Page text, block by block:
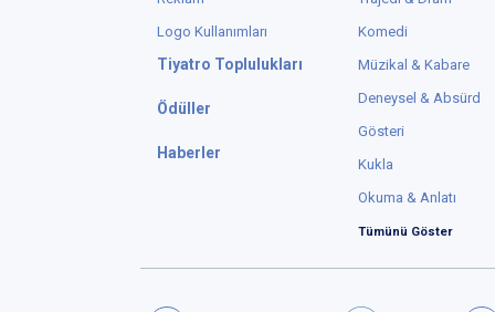
Logo Kullanımları
Tiyatro Toplulukları
Ödüller
Haberler
Komedi
Müzikal & Kabare
Deneysel & Absürd
Gösteri
Kukla
Okuma & Anlatı
Tümünü Göster